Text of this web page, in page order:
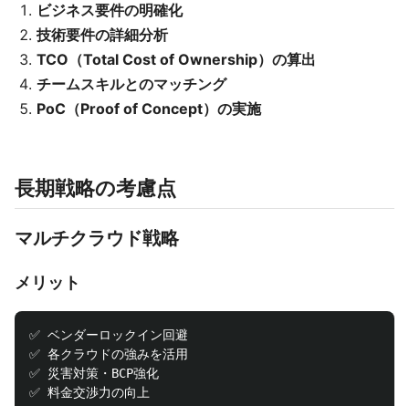
ビジネス要件の明確化
技術要件の詳細分析
TCO（Total Cost of Ownership）の算出
チームスキルとのマッチング
PoC（Proof of Concept）の実施
長期戦略の考慮点
マルチクラウド戦略
メリット
✅ ベンダーロックイン回避
✅ 各クラウドの強みを活用
✅ 災害対策・BCP強化